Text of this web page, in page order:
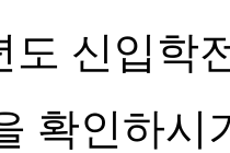
도 신입학
확인하시